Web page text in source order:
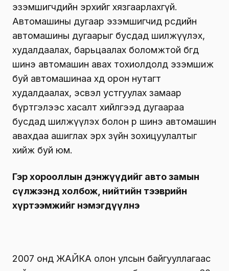
эзэмшигчдийн эрхийг хязгаарлахгүй.
Автомашины дугаар эзэмшигчид өөрсдийн
автомашины дугаарыг бусдад шилжүүлэх,
худалдаалах, барьцаалах боломжтой бөгөөд
шинэ автомашин авах тохиолдолд эзэмшиж
буй автомашинаа хөдөө орон нутагт
худалдаалах, эсвэл устгуулах замаар
бүртгэлээс хасалт хийлгээд дугаараа
бусдад шилжүүлэх болон өөрөө шинэ автомашин
авахдаа ашиглах эрх зүйн зохицуулалтыг
хийж буй юм.
Гэр хорооллын дэнжүүдийг авто замын
сүлжээнд холбож, нийтийн тээврийн
хүртээмжийг нэмэгдүүлнэ
2007 онд ЖАЙКА олон улсын байгууллагаас